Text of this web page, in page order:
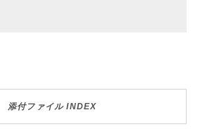
添付ファイル INDEX